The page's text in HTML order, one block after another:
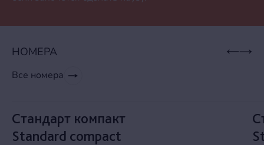
НОМЕРА
Все номера
Стандарт компакт
Standard compact